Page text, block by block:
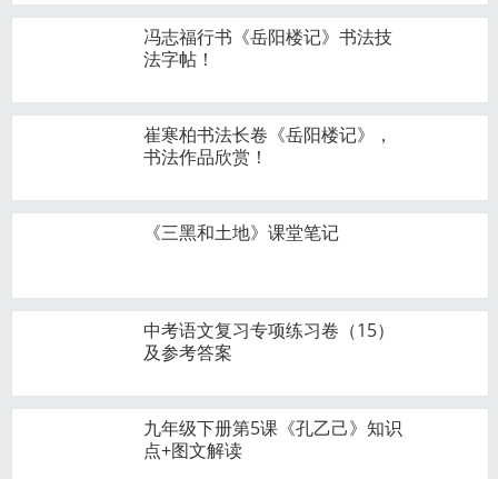
冯志福行书《岳阳楼记》书法技
法字帖！
崔寒柏书法长卷《岳阳楼记》，
书法作品欣赏！
《三黑和土地》课堂笔记
中考语文复习专项练习卷（15）
及参考答案
九年级下册第5课《孔乙己》知识
点+图文解读